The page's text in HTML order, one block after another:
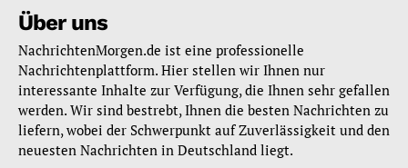
Über uns
NachrichtenMorgen.de ist eine professionelle
Nachrichtenplattform. Hier stellen wir Ihnen nur
interessante Inhalte zur Verfügung, die Ihnen sehr gefallen
werden. Wir sind bestrebt, Ihnen die besten Nachrichten zu
liefern, wobei der Schwerpunkt auf Zuverlässigkeit und den
neuesten Nachrichten in Deutschland liegt.